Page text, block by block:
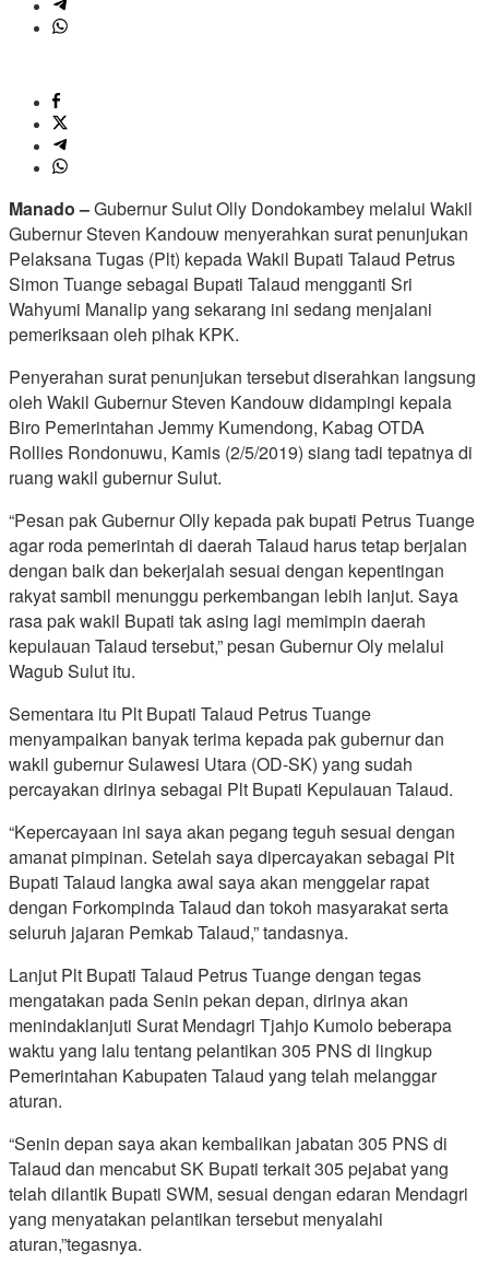
Manado –Gubernur Sulut Olly Dondokambey melalui Wakil
Gubernur Steven Kandouw menyerahkan surat penunjukan
Pelaksana Tugas (Plt) kepada Wakil Bupati Talaud Petrus
Simon Tuange sebagai Bupati Talaud mengganti Sri
Wahyumi Manalip yang sekarang ini sedang menjalani
pemeriksaan oleh pihak KPK.
Penyerahan surat penunjukan tersebut diserahkan langsung
oleh Wakil Gubernur Steven Kandouw didampingi kepala
Biro Pemerintahan Jemmy Kumendong, Kabag OTDA
Rollies Rondonuwu, Kamis (2/5/2019) siang tadi tepatnya di
ruang wakil gubernur Sulut.
“Pesan pak Gubernur Olly kepada pak bupati Petrus Tuange
agar roda pemerintah di daerah Talaud harus tetap berjalan
dengan baik dan bekerjalah sesuai dengan kepentingan
rakyat sambil menunggu perkembangan lebih lanjut. Saya
rasa pak wakil Bupati tak asing lagi memimpin daerah
kepulauan Talaud tersebut,” pesan Gubernur Oly melalui
Wagub Sulut itu.
Sementara itu Plt Bupati Talaud Petrus Tuange
menyampaikan banyak terima kepada pak gubernur dan
wakil gubernur Sulawesi Utara (OD-SK) yang sudah
percayakan dirinya sebagai Plt Bupati Kepulauan Talaud.
“Kepercayaan ini saya akan pegang teguh sesuai dengan
amanat pimpinan. Setelah saya dipercayakan sebagai Plt
Bupati Talaud langka awal saya akan menggelar rapat
dengan Forkompinda Talaud dan tokoh masyarakat serta
seluruh jajaran Pemkab Talaud,” tandasnya.
Lanjut Plt Bupati Talaud Petrus Tuange dengan tegas
mengatakan pada Senin pekan depan, dirinya akan
menindaklanjuti Surat Mendagri Tjahjo Kumolo beberapa
waktu yang lalu tentang pelantikan 305 PNS di lingkup
Pemerintahan Kabupaten Talaud yang telah melanggar
aturan.
“Senin depan saya akan kembalikan jabatan 305 PNS di
Talaud dan mencabut SK Bupati terkait 305 pejabat yang
telah dilantik Bupati SWM, sesuai dengan edaran Mendagri
yang menyatakan pelantikan tersebut menyalahi
aturan,”tegasnya.